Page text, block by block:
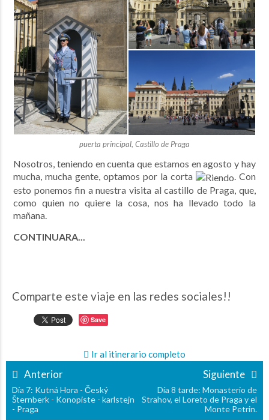
puerta principal, Castillo de Praga
Nosotros, teniendo en cuenta que estamos en agosto y hay
mucha, mucha gente, optamos por la corta
. Con
esto ponemos fin a nuestra visita al castillo de Praga, que,
como quien no quiere la cosa, nos ha llevado todo la
mañana.
CONTINUARA...
Comparte este viaje en las redes sociales!!
Save
Ir al itinerario completo
Anterior
Día 7: Kutná Hora - Český
Šternberk - Konopiste - karlstejn
- Praga
Siguiente
Día 8 tarde: Monasterio de
Strahov, el Loreto de Praga y el
Monte Petrin.